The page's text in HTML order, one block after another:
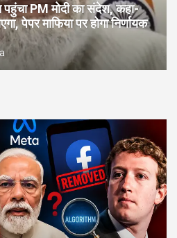
पहुंचा PM मोदी का संदेश, कहा-
पेपर माफिया पर होगा निर्णायक